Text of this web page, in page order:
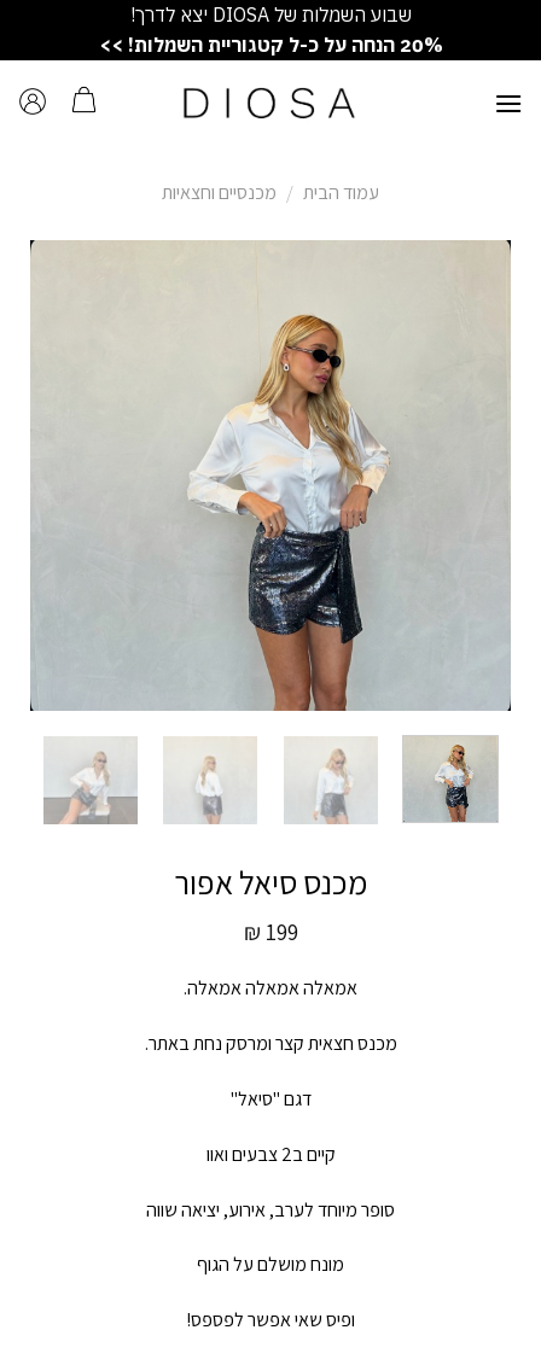
שבוע השמלות של DIOSA יצא לדרך!
20% הנחה על כ-ל קטגוריית השמלות! >>
עמוד הבית / מכנסיים וחצאיות
מכנס סיאל אפור
₪ 199
אמאלה אמאלה אמאלה.
מכנס חצאית קצר ומרסק נחת באתר.
דגם "סיאל"
קיים ב2 צבעים ואוו
סופר מיוחד לערב, אירוע, יציאה שווה
מונח מושלם על הגוף
ופיס שאי אפשר לפספס!